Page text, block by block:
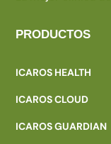
PRODUCTOS
ICAROS HEALTH
ICAROS CLOUD
ICAROS GUARDIAN